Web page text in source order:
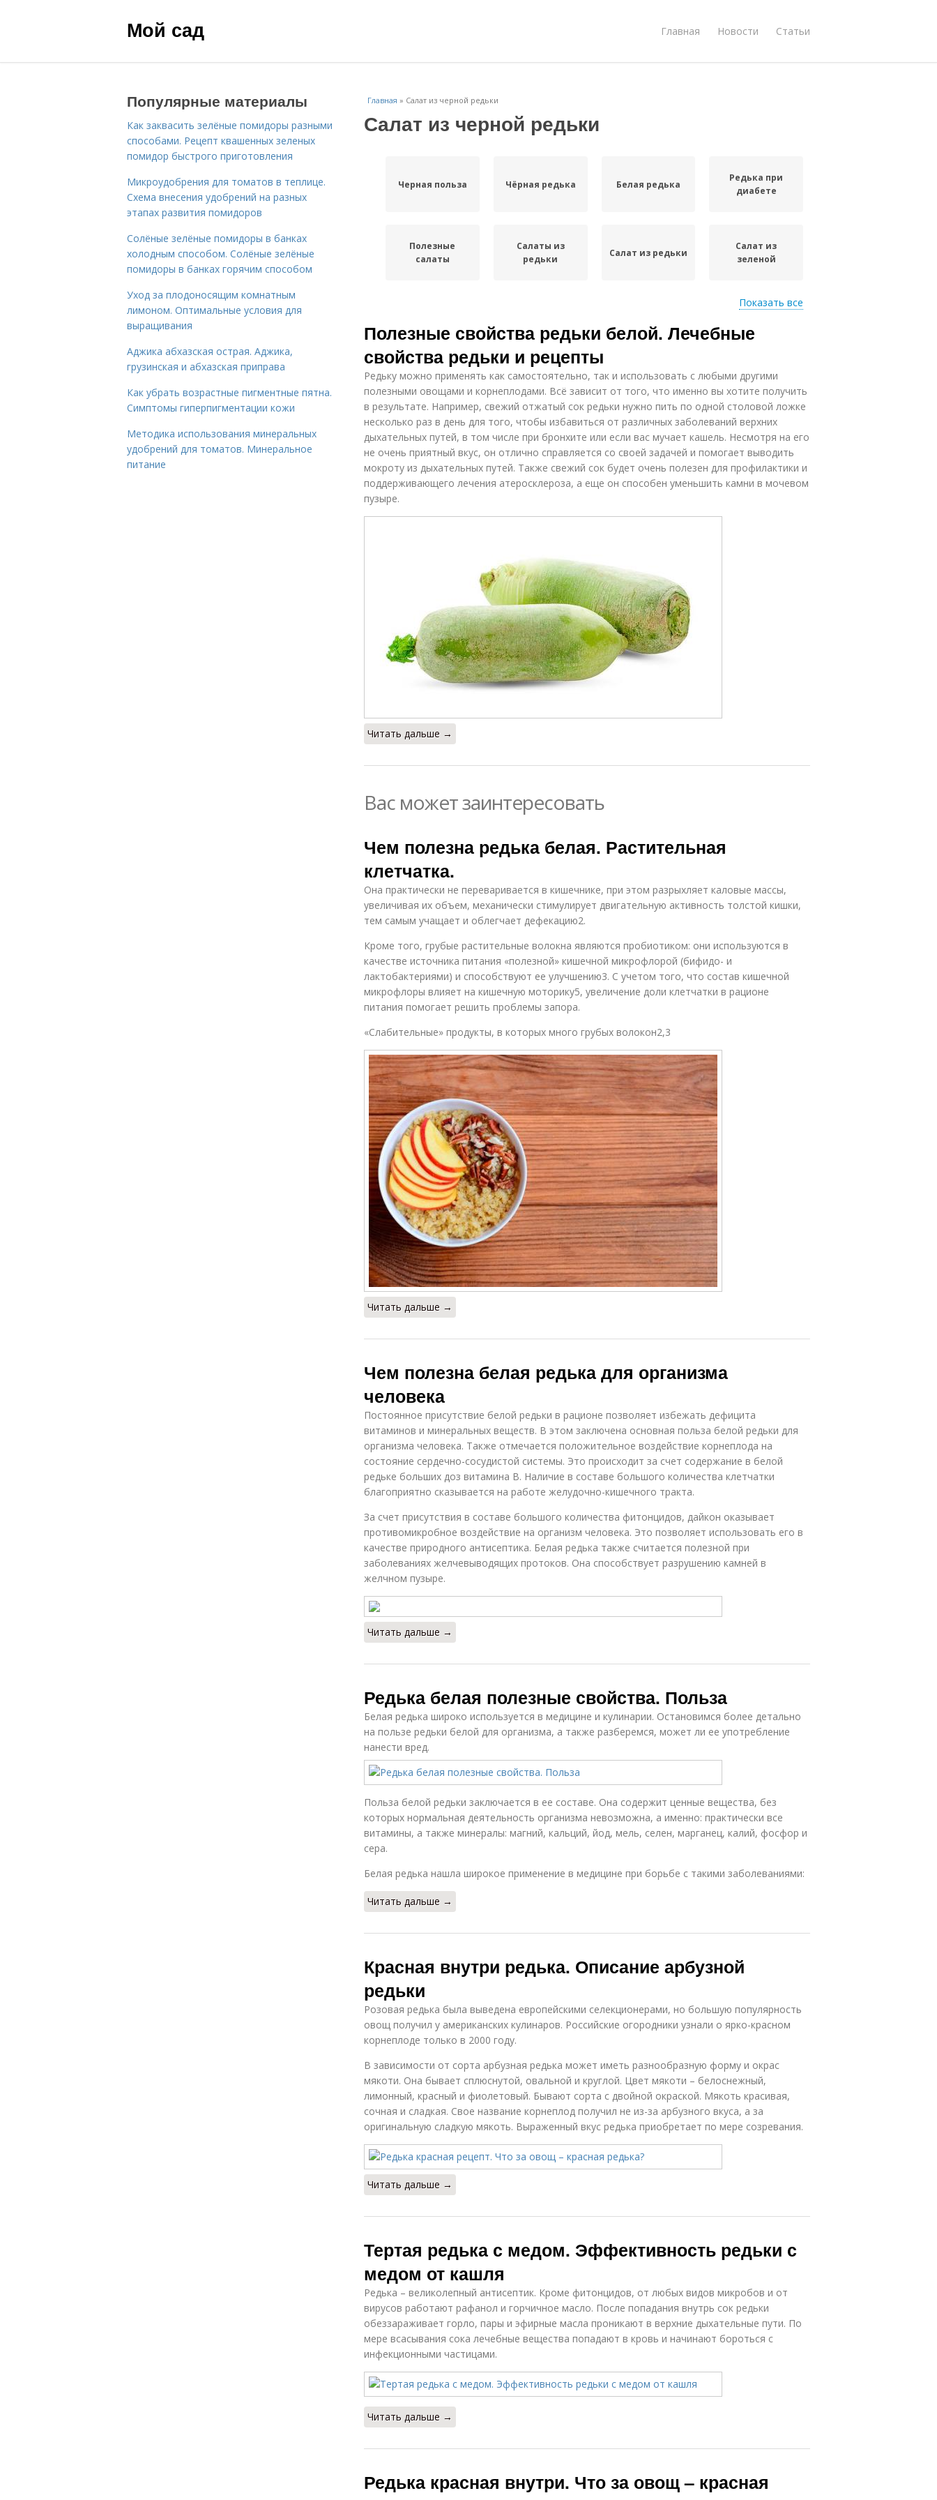
Мой сад Главная Новости Статьи
Главная » Салат из черной редьки
Салат из черной редьки
Черная польза Чёрная редька Белая редька
Редька при
диабете
Полезные
салаты
Салаты из
редьки
Салат из редьки
Салат из
зеленой
ветчиной
Показать все
Полезные свойства редьки белой. Лечебные
свойства редьки и рецепты
Редьку можно применять как самостоятельно, так и использовать с любыми другими
полезными овощами и корнеплодами. Всё зависит от того, что именно вы хотите получить
в результате. Например, свежий отжатый сок редьки нужно пить по одной столовой ложке
несколько раз в день для того, чтобы избавиться от различных заболеваний верхних
дыхательных путей, в том числе при бронхите или если вас мучает кашель. Несмотря на его
не очень приятный вкус, он отлично справляется со своей задачей и помогает выводить
мокроту из дыхательных путей. Также свежий сок будет очень полезен для профилактики и
поддерживающего лечения атеросклероза, а еще он способен уменьшить камни в мочевом
пузыре.
Читать дальше →
Вас может заинтересовать
Чем полезна редька белая. Растительная
клетчатка.
Она практически не переваривается в кишечнике, при этом разрыхляет каловые массы,
увеличивая их объем, механически стимулирует двигательную активность толстой кишки,
тем самым учащает и облегчает дефекацию2.
Кроме того, грубые растительные волокна являются пробиотиком: они используются в
качестве источника питания «полезной» кишечной микрофлорой (бифидо- и
лактобактериями) и способствуют ее улучшению3. С учетом того, что состав кишечной
микрофлоры влияет на кишечную моторику5, увеличение доли клетчатки в рационе
питания помогает решить проблемы запора.
«Слабительные» продукты, в которых много грубых волокон2,3
Читать дальше →
Чем полезна белая редька для организма
человека
Постоянное присутствие белой редьки в рационе позволяет избежать дефицита
витаминов и минеральных веществ. В этом заключена основная польза белой редьки для
организма человека. Также отмечается положительное воздействие корнеплода на
состояние сердечно-сосудистой системы. Это происходит за счет содержание в белой
редьке больших доз витамина B. Наличие в составе большого количества клетчатки
благоприятно сказывается на работе желудочно-кишечного тракта.
За счет присутствия в составе большого количества фитонцидов, дайкон оказывает
противомикробное воздействие на организм человека. Это позволяет использовать его в
качестве природного антисептика. Белая редька также считается полезной при
заболеваниях желчевыводящих протоков. Она способствует разрушению камней в
желчном пузыре.
Читать дальше →
Редька белая полезные свойства. Польза
Белая редька широко используется в медицине и кулинарии. Остановимся более детально
на пользе редьки белой для организма, а также разберемся, может ли ее употребление
нанести вред.
Польза белой редьки заключается в ее составе. Она содержит ценные вещества, без
которых нормальная деятельность организма невозможна, а именно: практически все
витамины, а также минералы: магний, кальций, йод, мель, селен, марганец, калий, фосфор и
сера.
Белая редька нашла широкое применение в медицине при борьбе с такими заболеваниями:
Читать дальше →
Красная внутри редька. Описание арбузной
редьки
Розовая редька была выведена европейскими селекционерами, но большую популярность
овощ получил у американских кулинаров. Российские огородники узнали о ярко-красном
корнеплоде только в 2000 году.
В зависимости от сорта арбузная редька может иметь разнообразную форму и окрас
мякоти. Она бывает сплюснутой, овальной и круглой. Цвет мякоти – белоснежный,
лимонный, красный и фиолетовый. Бывают сорта с двойной окраской. Мякоть красивая,
сочная и сладкая. Свое название корнеплод получил не из-за арбузного вкуса, а за
оригинальную сладкую мякоть. Выраженный вкус редька приобретает по мере созревания.
Читать дальше →
Тертая редька с медом. Эффективность редьки с
медом от кашля
Редька – великолепный антисептик. Кроме фитонцидов, от любых видов микробов и от
вирусов работают рафанол и горчичное масло. После попадания внутрь сок редьки
обеззараживает горло, пары и эфирные масла проникают в верхние дыхательные пути. По
мере всасывания сока лечебные вещества попадают в кровь и начинают бороться с
инфекционными частицами.
Читать дальше →
Редька красная внутри. Что за овощ – красная
Популярные материалы
Как заквасить зелёные помидоры разными
способами. Рецепт квашенных зеленых
помидор быстрого приготовления
Микроудобрения для томатов в теплице.
Схема внесения удобрений на разных
этапах развития помидоров
Солёные зелёные помидоры в банках
холодным способом. Солёные зелёные
помидоры в банках горячим способом
Уход за плодоносящим комнатным
лимоном. Оптимальные условия для
выращивания
Аджика абхазская острая. Аджика,
грузинская и абхазская приправа
Как убрать возрастные пигментные пятна.
Симптомы гиперпигментации кожи
Методика использования минеральных
удобрений для томатов. Минеральное
питание